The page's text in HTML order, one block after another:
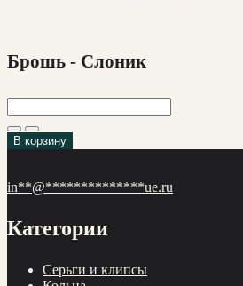
Брошь - Слоник
В корзину
in**@**************ue.ru
Категории
Cерьги и клипсы